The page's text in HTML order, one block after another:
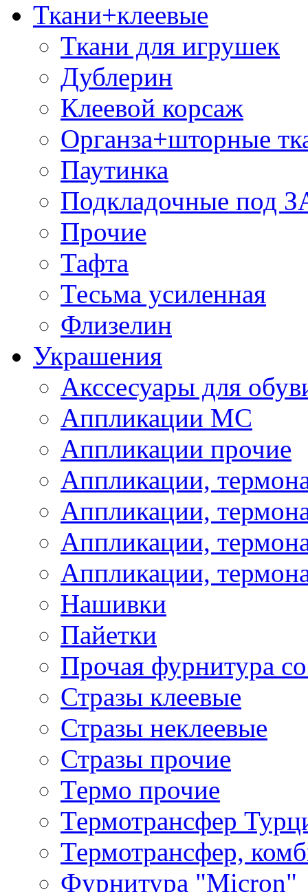
Ткани+клеевые
Ткани для игрушек
Дублерин
Клеевой корсаж
Органза+шторные
Паутинка
Подкладочные под
Прочие
Тафта
Тесьма усиленная
Флизелин
Украшения
Акссесуары для
Аппликации МС
Аппликации прочие
Аппликации,
Аппликации,
Аппликации,
Аппликации,
Нашивки
Пайетки
Прочая фурнитура
Стразы клеевые
Стразы неклеевые
Стразы прочие
Термо прочие
Термотрансфер
Термотрансфер,
Фурнитура "Micron"